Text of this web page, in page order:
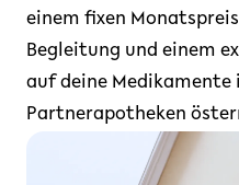
einem fixen
Begleitung und einem
auf deine Medikamente
Partnerapotheken